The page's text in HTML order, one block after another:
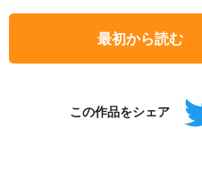
最初から読む
この作品をシェア